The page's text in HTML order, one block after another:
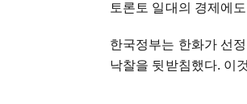
토론토 일대의 경제에
한국정부는 한화가 선
낙찰을 뒷받침했다. 이